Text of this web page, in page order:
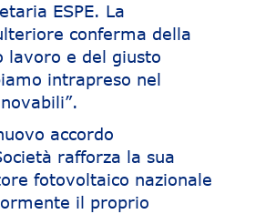
ESPE. La
conferma della
lavoro e del giusto
intrapreso nel
accordo
rafforza la sua
fotovoltaico nazionale
il proprio